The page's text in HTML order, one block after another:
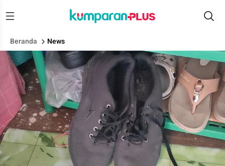
Beranda News